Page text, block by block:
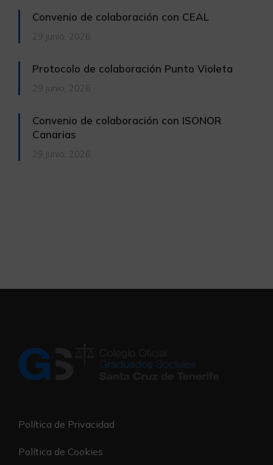
Convenio de colaboración con CEAL
29 junio, 2026
Protocolo de colaboración Punto Violeta
29 junio, 2026
Convenio de colaboración con ISONOR
Canarias
29 junio, 2026
Política de Privacidad
Política de Cookies